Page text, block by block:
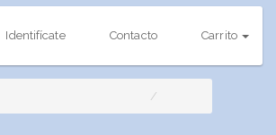
Identifícate Contacto Carrito